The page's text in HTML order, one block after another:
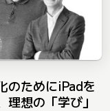
のためにiPadを
想の「学び」